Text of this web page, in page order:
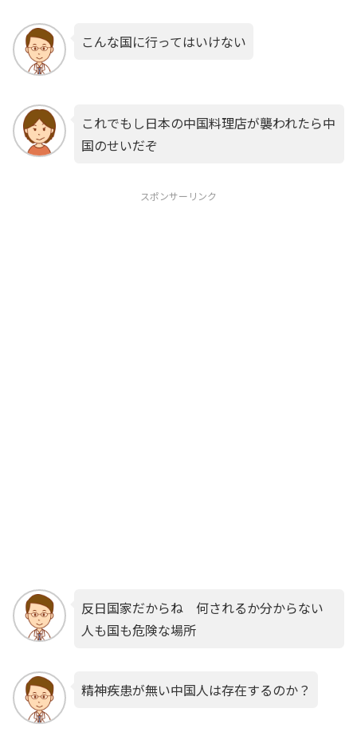
こんな国に行ってはいけない
これでもし日本の中国料理店が襲われたら中
国のせいだぞ
スポンサーリンク
反日国家だからね 何されるか分からない
人も国も危険な場所
精神疾患が無い中国人は存在するのか？